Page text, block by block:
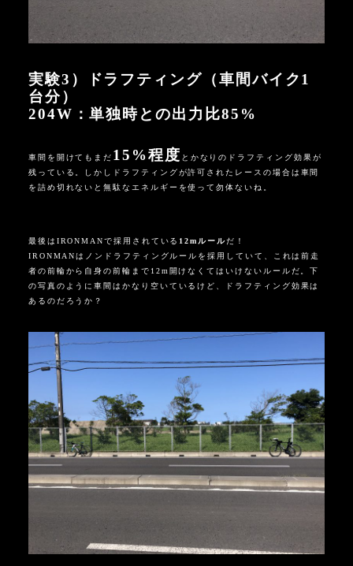
実験3 ）ドラフティング（車間バイク1
台分）
204W：単独時との出力比85%
車間を開けてもまだ 15%程度 とかなりのドラフティング効果が
残っている。しかしドラフティングが許可されたレースの場合は車間
を詰め切れないと無駄なエネルギーを使って勿体ないね。
最後は IRONMANで採用されている 12m ルールだ！
IRONMANはノンドラフティングルールを採用していて、これは前走
者の前輪から自身の前輪まで 12m 開けなくてはいけないルールだ。下
の写真のように車間はかなり空いているけど、ドラフティング効果は
あるのだろうか？